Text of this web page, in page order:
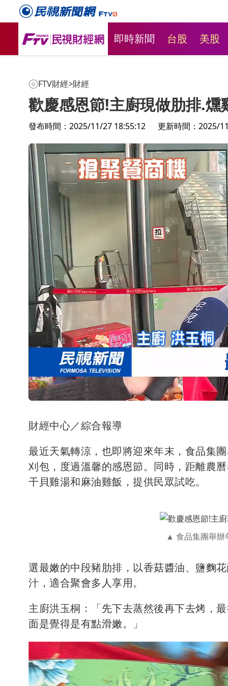
即時新聞 台股 美股
FTV財經>財經
歡慶感恩節!主廚現做肋排.
發布時間：2025/11/27 18:55:12 更新時間：2025/
財經中心／綜合報導
最近天氣轉涼，也即將迎來年末，食品集
刈包，度過溫馨的感恩節。同時，距離農
干貝雞湯和麻油雞飯，提供民眾試吃。
食品集團舉辦
選最嫩的中段豬肋排，以香菇醬油、鹽麴
汁，適合聚會多人享用。
主廚洪玉桐：「先下去蒸然後再下去烤，
面是覺得是有點滑嫩。」
台股盤中狂跌近600點 國安基金
第9次出擊獲利99.32億
台股量能
反彈行情